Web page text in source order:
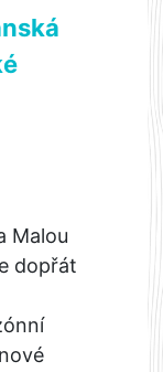
Malou
dopřát